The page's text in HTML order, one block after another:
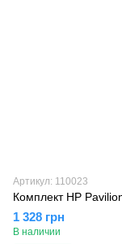
Артикул: 110023
Комплект HP
1 328 грн
В наличии